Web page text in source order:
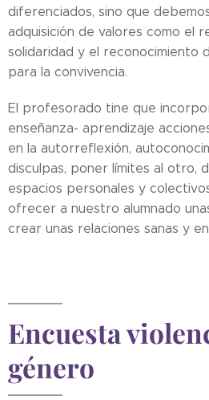
diferenciados, sino que
adquisición de valores como el
solidaridad y el reconocimiento
para la convivencia.
El profesorado tine que
enseñanza- aprendizaje
en la autorreflexión,
disculpas, poner límites al otro,
espacios personales y
ofrecer a nuestro alumnado
crear unas relaciones sanas y
Encuesta
género